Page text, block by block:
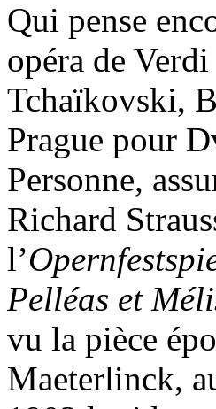
Qui pense
opéra de
Tchaïkovski,
Prague pour
Personne,
Richard
l’
Pelléas et
vu la pièce
Maeterlinck,